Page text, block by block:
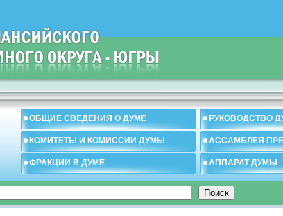
ОБЩИЕ СВЕДЕНИЯ О ДУМЕ РУКОВОДСТВО
КОМИТЕТЫ И КОМИССИИ ДУМЫ АССАМБЛЕЯ
ФРАКЦИИ В ДУМЕ АППАРАТ ДУМЫ